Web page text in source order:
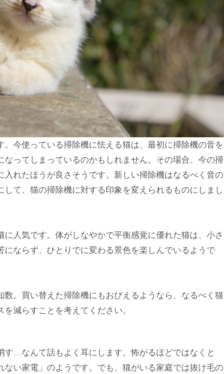
今使っている掃除機に怯える猫は、最初に掃除機の音を
ってしまっているのかもしれません。その場合、今の掃
れたほうが良さそうです。新しい掃除機はなるべく音の
て、猫の掃除機に対する印象を変えられるものにしまし
人気です。体がしなやかで平衡感覚に優れた猫は、小さ
ならず、ひとりでに変わる景色を楽しんでいるようで
。買い替えた掃除機にもおびえるようなら、なるべく猫
減らすことを考えてください。
…なんて話もよく耳にします。怖がるほどではなくと
い家電」のようです。でも、猫がいる家庭では抜け毛の